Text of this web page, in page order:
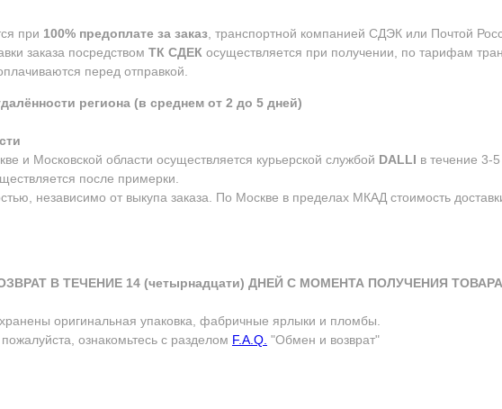
при 100% предоплате за заказ, транспортной компанией СДЭК или Почтой
заказа посредством ТК СДЕК осуществляется при получении, по тарифам
перед отправкой.
региона (в среднем от 2 до 5 дней)
и Московской области осуществляется курьерской службой DALLI в течение 3-
после примерки.
независимо от выкупа заказа. По Москве в пределах МКАД стоимость
В ТЕЧЕНИЕ 14 (четырнадцати) ДНЕЙ С МОМЕНТА ПОЛУЧЕНИЯ
оригинальная упаковка, фабричные ярлыки и пломбы.
ознакомьтесь с разделом F.A.Q. "Обмен и возврат"